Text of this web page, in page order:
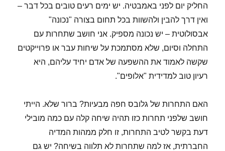
החליק יום לפני באמבטיה. יש ימים רעים טובים בכל דבר –
ואין דרך להבין ולהשוות בכל תחום בצורה "נכונה"
אבסולוטית – יש נכונה מספיק. אני חושב שתחרות עם
התחלה וסיום, שלא מסתמכת על שיחות עבר או פרוייקטים
שקשה לאמוד את ההשפעה של אדם יחיד עליהם, היא
רעיון טוב למדידית "אלופים".
האם התחרות של גלובס חפה מבעיות? ברור שלא. הייתי
חושב שלפני תחרות כזו תהיה שיחה קלה עם כמה מובילי
דעת בקשר לטיב התחרות, זו חלק ממהות המדיה
החברתית, אז למה שתחרות לא תלווה בשיחה? יש גם